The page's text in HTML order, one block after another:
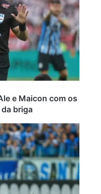
e Maicon com os
briga